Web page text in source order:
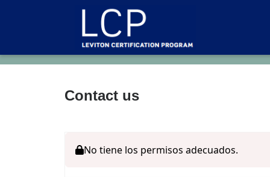
Contact us
No tiene los permisos adecuados.